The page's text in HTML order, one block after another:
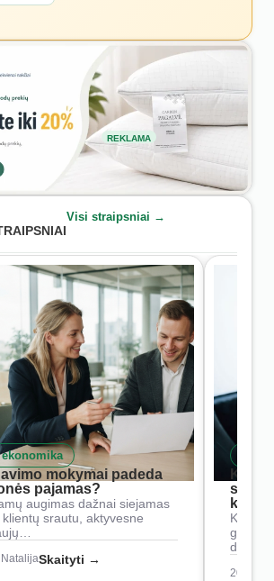
REKLAMA
Visi straipsniai →
mokymai padeda
pajamas?
augimas dažnai siejamas
srautu, aktyvesne
Skaityti →
Kaip
2026-